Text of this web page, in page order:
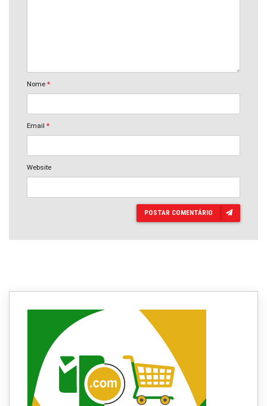
Nome *
Email *
Website
POSTAR COMENTÁRIO